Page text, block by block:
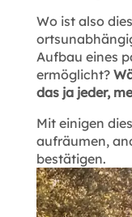
Wo ist also
Aufbau eines
ermöglicht?
das ja jeder,
Mit einigen
aufräumen,
bestätigen.